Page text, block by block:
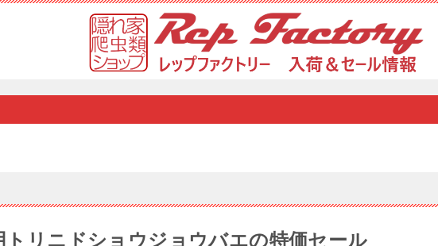
リニドショウジョウバエの特価セール